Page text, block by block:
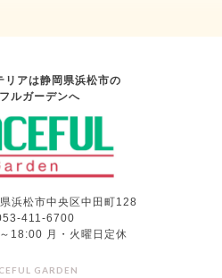
リアは静岡県浜松市の
ルガーデンへ
浜松市中央区中田町128
411-6700
18:00 月・火曜日定休
GARDEN